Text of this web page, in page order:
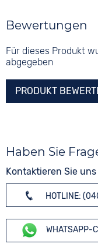
Bewertungen
Für dieses Produkt
abgegeben
PRODUKT
Haben Sie
Kontaktieren Sie
HOTLINE:
WHATSAPP-